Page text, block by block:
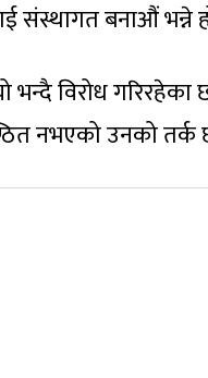
संस्थागत बनाऔं भन्ने
विरोध गरिरहेका
नभएको उनको तर्क